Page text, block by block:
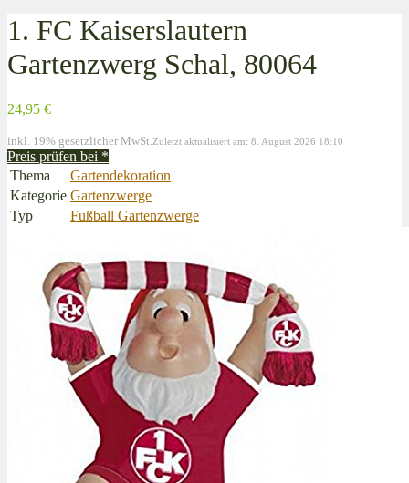
1. FC Kaiserslautern
Gartenzwerg Schal, 80064
24,95 €
inkl. 19% gesetzlicher MwSt. Zuletzt aktualisiert am: 8. August 2026 18:10
Preis prüfen bei *
Thema
Gartendekoration
Kategorie Gartenzwerge
Typ
Fußball Gartenzwerge